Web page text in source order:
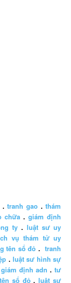
.tranh gao .thám
chữa . giám định
ty. luật sư uy
vụ thám tử uy
tên sổ đỏ .tranh
.luật sư hình sự
giám định adn .tư
sổ đỏ.luật sư